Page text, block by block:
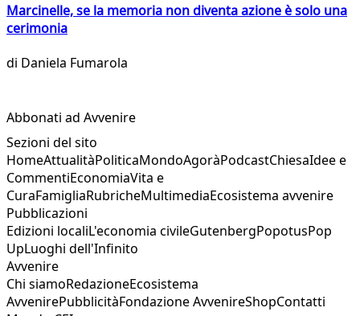
Marcinelle, se la memoria non diventa azione è solo una
cerimonia
di Daniela Fumarola
Abbonati ad Avvenire
Sezioni del sito
HomeAttualitàPoliticaMondoAgoràPodcastChiesaIdee e
CommentiEconomiaVita e
CuraFamigliaRubricheMultimediaEcosistema avvenire
Pubblicazioni
Edizioni localiL'economia civileGutenbergPopotusPop
UpLuoghi dell'Infinito
Avvenire
Chi siamoRedazioneEcosistema
AvvenirePubblicitàFondazione AvvenireShopContatti